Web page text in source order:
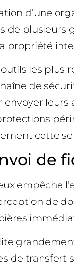
d’une
de
propriété
les plus
de
cette
de
de
transfert